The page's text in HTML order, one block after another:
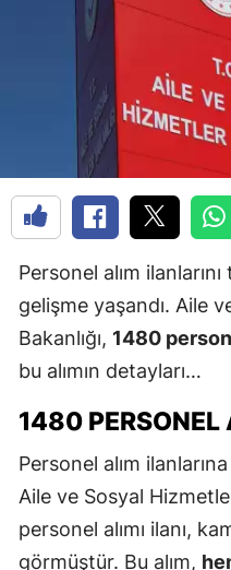
Personel alım
gelişme yaşandı. Aile
Bakanlığı, 1480
bu alımın detayları…
1480
Personel alım
Aile ve Sosyal
personel alımı ilanı,
görmüştür. Bu alım,